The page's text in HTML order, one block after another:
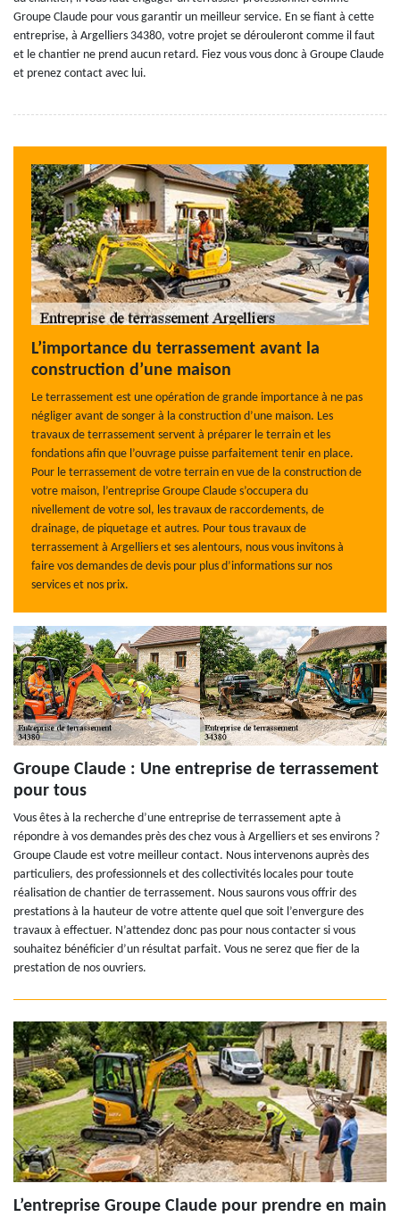
Groupe Claude pour vous garantir un meilleur service. En se fiant à cette
entreprise, à Argelliers 34380, votre projet se dérouleront comme il faut
et le chantier ne prend aucun retard. Fiez vous vous donc à Groupe Claude
et prenez contact avec lui.
L’importance du terrassement avant la
construction d’une maison
Le terrassement est une opération de grande importance à ne pas
négliger avant de songer à la construction d’une maison. Les
travaux de terrassement servent à préparer le terrain et les
fondations afin que l’ouvrage puisse parfaitement tenir en place.
Pour le terrassement de votre terrain en vue de la construction de
votre maison, l’entreprise Groupe Claude s’occupera du
nivellement de votre sol, les travaux de raccordements, de
drainage, de piquetage et autres. Pour tous travaux de
terrassement à Argelliers et ses alentours, nous vous invitons à
faire vos demandes de devis pour plus d’informations sur nos
services et nos prix.
Groupe Claude : Une entreprise de terrassement
pour tous
Vous êtes à la recherche d’une entreprise de terrassement apte à
répondre à vos demandes près des chez vous à Argelliers et ses environs ?
Groupe Claude est votre meilleur contact. Nous intervenons auprès des
particuliers, des professionnels et des collectivités locales pour toute
réalisation de chantier de terrassement. Nous saurons vous offrir des
prestations à la hauteur de votre attente quel que soit l’envergure des
travaux à effectuer. N’attendez donc pas pour nous contacter si vous
souhaitez bénéficier d’un résultat parfait. Vous ne serez que fier de la
prestation de nos ouvriers.
L’entreprise Groupe Claude pour prendre en main